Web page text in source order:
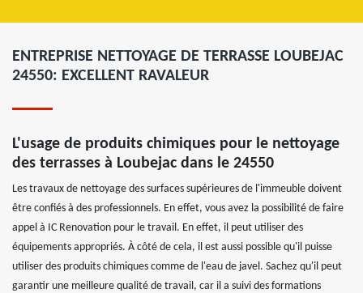
ENTREPRISE NETTOYAGE DE TERRASSE LOUBEJAC
24550: EXCELLENT RAVALEUR
L'usage de produits chimiques pour le nettoyage
des terrasses à Loubejac dans le 24550
Les travaux de nettoyage des surfaces supérieures de l'immeuble doivent
être confiés à des professionnels. En effet, vous avez la possibilité de faire
appel à IC Renovation pour le travail. En effet, il peut utiliser des
équipements appropriés. À côté de cela, il est aussi possible qu'il puisse
utiliser des produits chimiques comme de l'eau de javel. Sachez qu'il peut
garantir une meilleure qualité de travail, car il a suivi des formations